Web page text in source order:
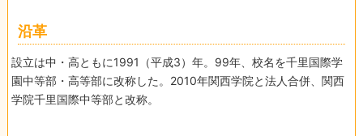
沿革
設立は中・高ともに1991（平成3）年。99年、校名を千里国際学
園中等部・高等部に改称した。2010年関西学院と法人合併、関西
学院千里国際中等部と改称。